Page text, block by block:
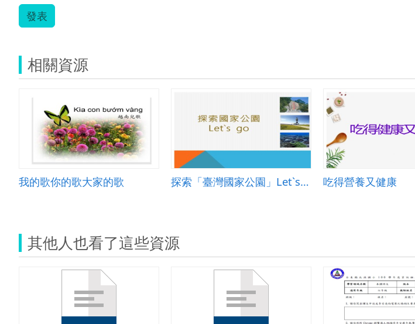
發表
相關資源
我的歌你的歌大家的歌 探索「臺灣國家公園」Let`s go! 吃得營養又健康
其他人也看了這些資源